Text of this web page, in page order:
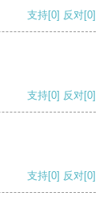
支持[0] 反对[0]
支持[0] 反对[0]
支持[0] 反对[0]